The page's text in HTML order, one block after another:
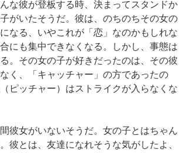
な彼が登板する時、決まってスタンドか
がいたそうだ。彼は、のちのちその女の
なる、いやこれが「恋」なのかもしれな
にも集中できなくなる。しかし、事態は
。その女の子が好きだったのは、その彼
なく、「キャッチャー」の方であったの
ピッチャー）はストライクが入らなくな
彼女がいないそうだ。女の子とはちゃん
彼とは、友達になれそうな気がしたよ、